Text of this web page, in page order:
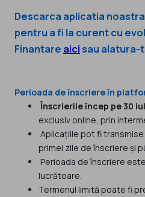
Descarca aplicatia
pentru a fi la curent cu
Finantare aici sau alatura-
Perioada de înscriere în
Înscrierile încep pe 30
exclusiv online, prin
Aplicațiile pot fi
primei zile de înscriere și
Perioada de înscriere
lucrătoare.
Termenul limită poate fi